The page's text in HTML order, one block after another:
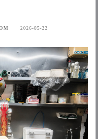
2026-05-22